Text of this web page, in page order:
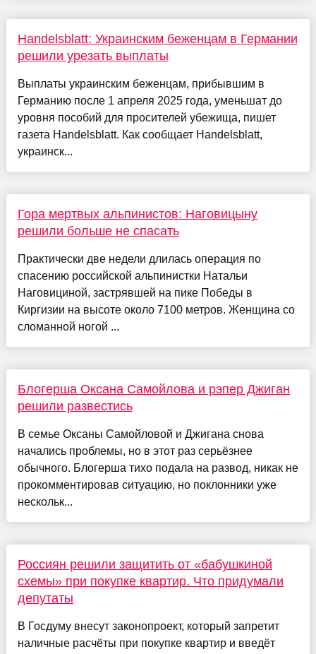
Handelsblatt: Украинским беженцам в Германии
решили урезать выплаты
Выплаты украинским беженцам, прибывшим в
Германию после 1 апреля 2025 года, уменьшат до
уровня пособий для просителей убежища, пишет
газета Handelsblatt. Как сообщает Handelsblatt,
украинск...
Гора мертвых альпинистов: Наговицыну
решили больше не спасать
Практически две недели длилась операция по
спасению российской альпинистки Натальи
Наговициной, застрявшей на пике Победы в
Киргизии на высоте около 7100 метров. Женщина со
сломанной ногой ...
Блогерша Оксана Самойлова и рэпер Джиган
решили развестись
В семье Оксаны Самойловой и Джигана снова
начались проблемы, но в этот раз серьёзнее
обычного. Блогерша тихо подала на развод, никак не
прокомментировав ситуацию, но поклонники уже
нескольк...
Россиян решили защитить от «бабушкиной
схемы» при покупке квартир. Что придумали
депутаты
В Госдуму внесут законопроект, который запретит
наличные расчёты при покупке квартир и введёт